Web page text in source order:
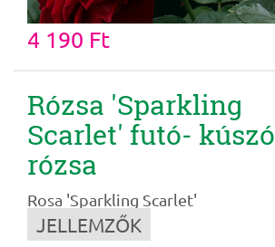
4 190 Ft
Rózsa 'Sparkling
Scarlet' futó- kúszó
rózsa
Rosa 'Sparkling Scarlet'
JELLEMZŐK